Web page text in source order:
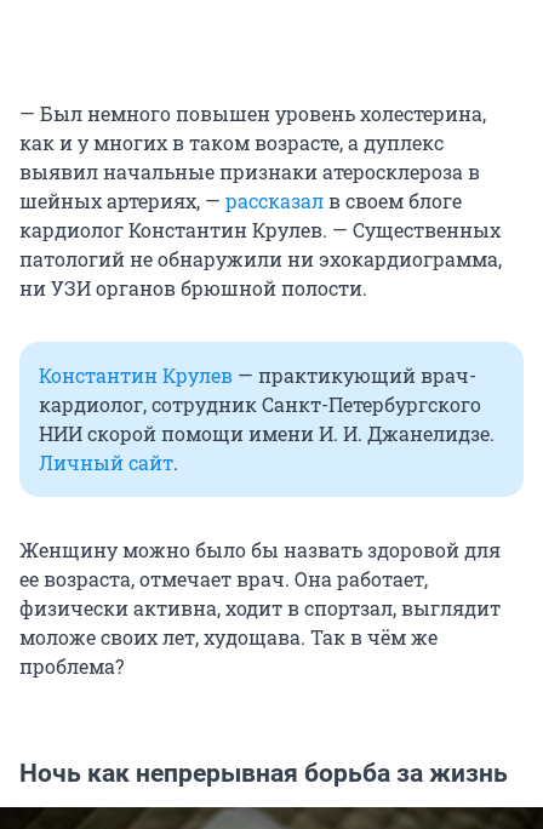
— Был немного повышен уровень холестерина,
как и у многих в таком возрасте, а дуплекс
выявил начальные признаки атеросклероза в
шейных артериях, — рассказалв своем блоге
кардиолог Константин Крулев. — Существенных
патологий не обнаружили ни эхокардиограмма,
ни УЗИ органов брюшной полости.
Константин Крулев — практикующий врач-
кардиолог, сотрудник Санкт-Петербургского
НИИ скорой помощи имени И. И. Джанелидзе.
Личный сайт.
Женщину можно было бы назвать здоровой для
ее возраста, отмечает врач. Она работает,
физически активна, ходит в спортзал, выглядит
моложе своих лет, худощава. Так в чём же
проблема?
Ночь как непрерывная борьба за жизнь